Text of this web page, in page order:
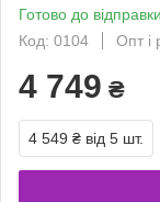
Готово до відправки
Код: 0104
Опт і
4 749 ₴
4 549 ₴ від 5 шт.